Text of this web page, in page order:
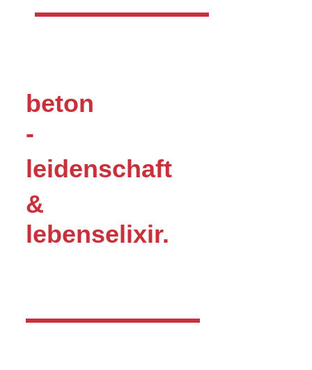
beton
-
leidenschaft
&
lebenselixir.